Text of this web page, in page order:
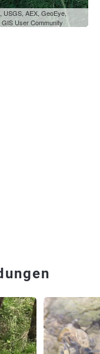
AEX, GeoEye,
User Community